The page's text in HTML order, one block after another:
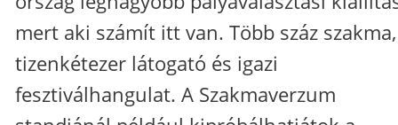
mert aki számít itt van. Több száz szakma,
tizenkétezer látogató és igazi
fesztiválhangulat. A Szakmaverzum